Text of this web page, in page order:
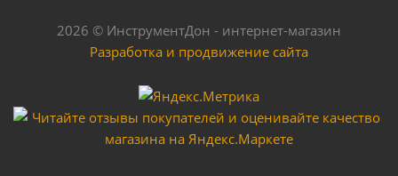
2026 © ИнструментДон - интернет-магазин
Разработка и продвижение сайта